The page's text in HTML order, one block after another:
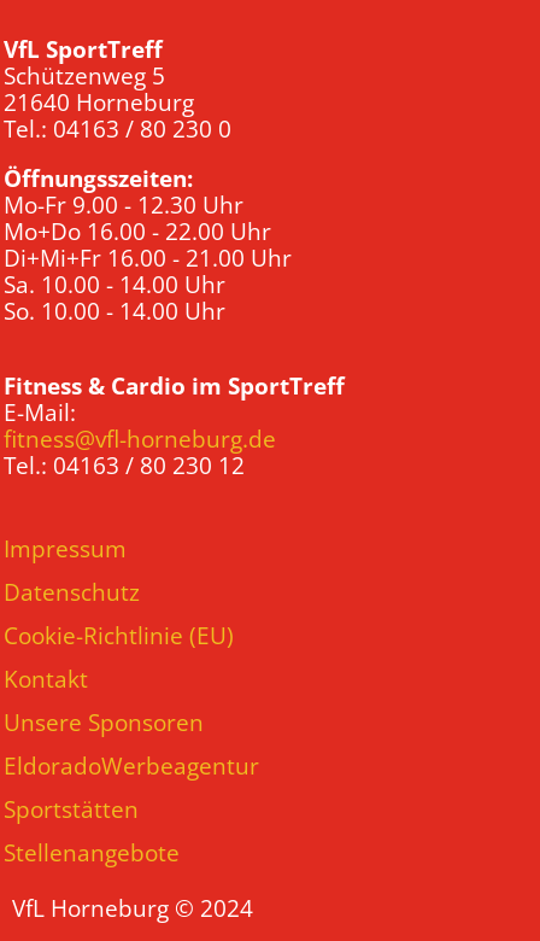
VfL SportTreff
Schützenweg 5
21640 Horneburg
Tel.: 04163 / 80 230 0
Öffnungsszeiten:
Mo-Fr 9.00 - 12.30 Uhr
Mo+Do 16.00 - 22.00 Uhr
Di+Mi+Fr 16.00 - 21.00 Uhr
Sa. 10.00 - 14.00 Uhr
So. 10.00 - 14.00 Uhr
Fitness & Cardio im SportTreff
E-Mail:
fitness@vfl-horneburg.de
Tel.: 04163 / 80 230 12
Impressum
Datenschutz
Cookie-Richtlinie (EU)
Kontakt
Unsere Sponsoren
EldoradoWerbeagentur
Sportstätten
Stellenangebote
VfL Horneburg © 2024